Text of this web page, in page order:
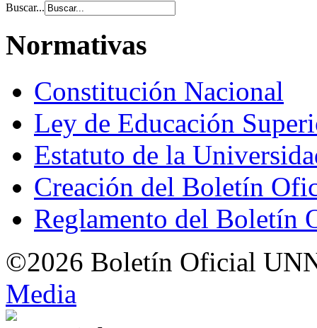
Buscar...
Normativas
Constitución Nacional
Ley de Educación
Estatuto de la
Creación del Boletín
Reglamento del Boletín
©2026 Boletín Oficial
Media